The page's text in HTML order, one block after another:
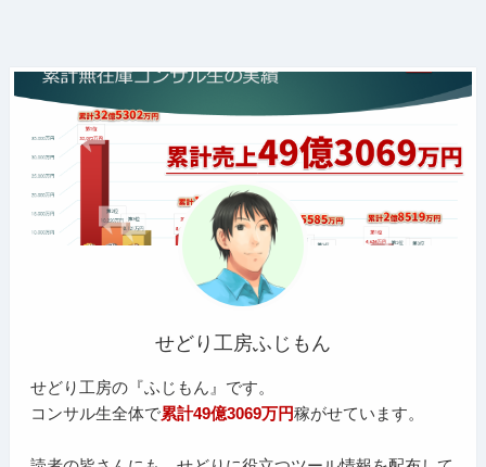
せどり工房ふじもん
せどり工房の『ふじもん』です。
コンサル生全体で累計49億3069万円稼がせています。